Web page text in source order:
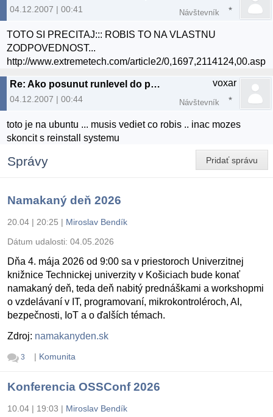
04.12.2007 | 00:41 Návštevník
TOTO SI PRECITAJ::: ROBIS TO NA VLASTNU
ZODPOVEDNOST...
http://www.extremetech.com/article2/0,1697,2114124,00.asp
Re: Ako posunut runlevel do pozadia
04.12.2007 | 00:44
voxar
Návštevník
toto je na ubuntu ... musis vediet co robis .. inac mozes
skoncit s reinstall systemu
Pridať správu
Správy
Namakaný deň 2026
20.04 | 20:25 | Miroslav Bendík
Dátum udalosti: 04.05.2026
Dňa 4. mája 2026 od 9:00 sa v priestoroch Univerzitnej
knižnice Technickej univerzity v Košiciach bude konať
namakaný deň, teda deň nabitý prednáškami a workshopmi
o vzdelávaní v IT, programovaní, mikrokontroléroch, AI,
bezpečnosti, IoT a o ďalších témach.
Zdroj: namakanyden.sk
3 | Komunita
Konferencia OSSConf 2026
10.04 | 19:03 | Miroslav Bendík